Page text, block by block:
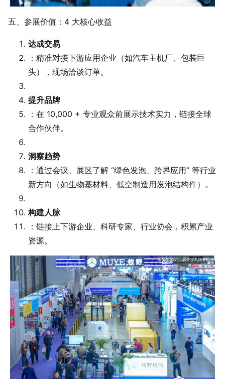
五、参展价值：4 大核心收益
达成交易
：精准对接下游应用企业（如汽车主机厂、包装巨
头），现场洽谈订单。
提升品牌
：在 10,000 + 专业观众前展示技术实力，链接全球
合作伙伴。
洞察趋势
：通过会议、展区了解 “绿色发泡、跨界应用” 等行业
新方向（如生物基材料、低空制造用发泡结构件）。
构建人脉
：链接上下游企业、科研专家、行业协会，积累产业
资源。